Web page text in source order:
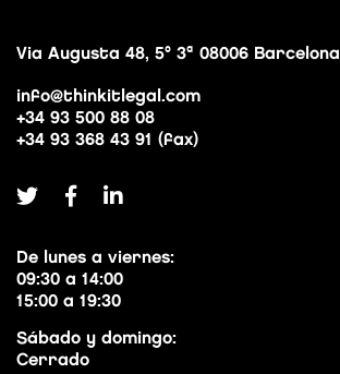
Via Augusta 48, 5º 3ª 08006 Barcelona
info@thinkitlegal.com
+34 93 500 88 08
+34 93 368 43 91 (fax)
De lunes a viernes:
09:30 a 14:00
15:00 a 19:30
Sábado y domingo:
Cerrado